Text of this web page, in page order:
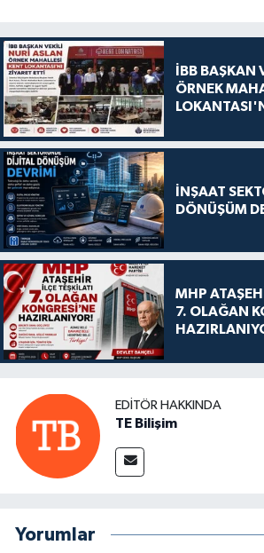
İBB BAŞKAN
ÖRNEK
İNŞAAT
DÖNÜŞÜM
MHP
7. OLAĞAN
EDITÖR HAKKINDA
TE Bilişim
Yorumlar